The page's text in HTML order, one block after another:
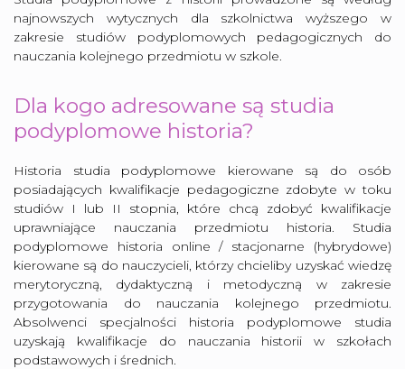
najnowszych wytycznych dla szkolnictwa wyższego w
zakresie studiów podyplomowych pedagogicznych do
nauczania kolejnego przedmiotu w szkole.
Dla kogo adresowane są studia
podyplomowe historia?
Historia studia podyplomowe kierowane są do osób
posiadających kwalifikacje pedagogiczne zdobyte w toku
studiów I lub II stopnia, które chcą zdobyć kwalifikacje
uprawniające nauczania przedmiotu historia. Studia
podyplomowe historia online / stacjonarne (hybrydowe)
kierowane są do nauczycieli, którzy chcieliby uzyskać wiedzę
merytoryczną, dydaktyczną i metodyczną w zakresie
przygotowania do nauczania kolejnego przedmiotu.
Absolwenci specjalności historia podyplomowe studia
uzyskają kwalifikacje do nauczania historii w szkołach
podstawowych i średnich.